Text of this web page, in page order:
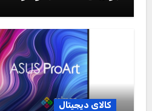
کالای دیجیتال